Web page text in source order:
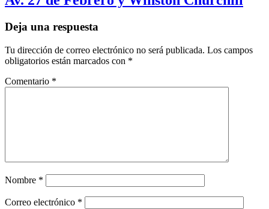
Deja una respuesta
Tu dirección de correo electrónico no será publicada. Los campos
obligatorios están marcados con *
Comentario *
Nombre *
Correo electrónico *